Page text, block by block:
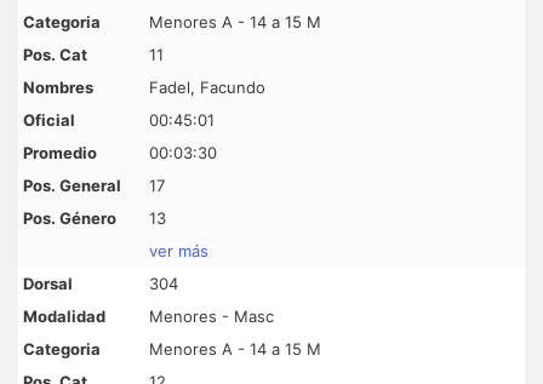
Menores A - 14 a 15 M
11
Fadel, Facundo
00:45:01
00:03:30
17
13
ver más
304
Menores - Masc
Menores A - 14 a 15 M